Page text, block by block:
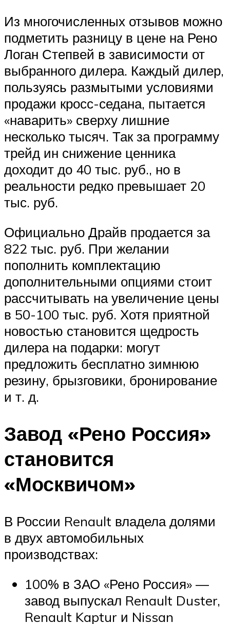
Из многочисленных отзывов можно
подметить разницу в цене на Рено
Логан Степвей в зависимости от
выбранного дилера. Каждый дилер,
пользуясь размытыми условиями
продажи кросс-седана, пытается
«наварить» сверху лишние
несколько тысяч. Так за программу
трейд ин снижение ценника
доходит до 40 тыс. руб., но в
реальности редко превышает 20
тыс. руб.
Официально Драйв продается за
822 тыс. руб. При желании
пополнить комплектацию
дополнительными опциями стоит
рассчитывать на увеличение цены
в 50-100 тыс. руб. Хотя приятной
новостью становится щедрость
дилера на подарки: могут
предложить бесплатно зимнюю
резину, брызговики, бронирование
и т. д.
Завод «Рено Россия»
становится
«Москвичом»
В России Renault владела долями
в двух автомобильных
производствах:
100% в ЗАО «Рено Россия» —
завод выпускал Renault Duster,
Renault Kaptur и Nissan